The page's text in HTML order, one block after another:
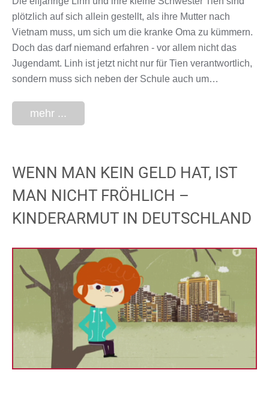
plötzlich auf sich allein gestellt, als ihre Mutter nach
Vietnam muss, um sich um die kranke Oma zu kümmern.
Doch das darf niemand erfahren - vor allem nicht das
Jugendamt. Linh ist jetzt nicht nur für Tien verantwortlich,
sondern muss sich neben der Schule auch um…
mehr ...
WENN MAN KEIN GELD HAT, IST
MAN NICHT FRÖHLICH –
KINDERARMUT IN DEUTSCHLAND